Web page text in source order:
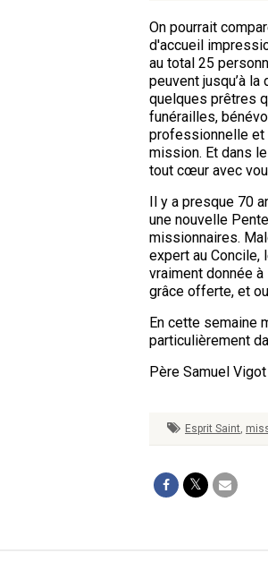
On pourrait
d'accueil
au total 25
peuvent jusqu’à
quelques prêtres
funérailles,
professionnelle et
mission. Et dans
tout cœur avec
Il y a presque 70
une nouvelle
missionnaires.
expert au Concile,
vraiment donnée
grâce offerte, et
En cette semaine
particulièrement
Père Samuel Vigot
Esprit Saint,